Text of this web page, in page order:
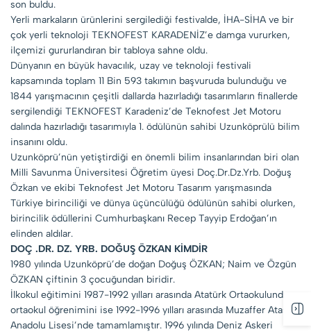
son buldu.
Yerli markaların ürünlerini sergilediği festivalde, İHA-SİHA ve bir
çok yerli teknoloji TEKNOFEST KARADENİZ’e damga vururken,
ilçemizi gururlandıran bir tabloya sahne oldu.
Dünyanın en büyük havacılık, uzay ve teknoloji festivali
kapsamında toplam 11 Bin 593 takımın başvuruda bulunduğu ve
1844 yarışmacının çeşitli dallarda hazırladığı tasarımların finallerde
sergilendiği TEKNOFEST Karadeniz’de Teknofest Jet Motoru
dalında hazırladığı tasarımıyla 1. ödülünün sahibi Uzunköprülü bilim
insanını oldu.
Uzunköprü’nün yetiştirdiği en önemli bilim insanlarından biri olan
Milli Savunma Üniversitesi Öğretim üyesi Doç.Dr.Dz.Yrb. Doğuş
Özkan ve ekibi Teknofest Jet Motoru Tasarım yarışmasında
Türkiye birinciliği ve dünya üçüncülüğü ödülünün sahibi olurken,
birincilik ödüllerini Cumhurbaşkanı Recep Tayyip Erdoğan’ın
elinden aldılar.
DOÇ .DR. DZ. YRB. DOĞUŞ ÖZKAN KİMDİR
1980 yılında Uzunköprü’de doğan Doğuş ÖZKAN; Naim ve Özgün
ÖZKAN çiftinin 3 çocuğundan biridir.
İlkokul eğitimini 1987-1992 yılları arasında Atatürk Ortaokulunda,
ortaokul öğrenimini ise 1992-1996 yılları arasında Muzaffer Atasay
Anadolu Lisesi’nde tamamlamıştır. 1996 yılında Deniz Askeri